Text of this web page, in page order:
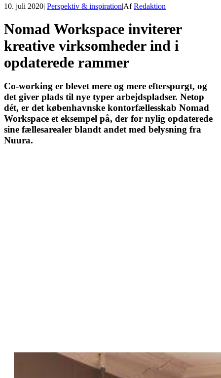
10. juli 2020| Perspektiv & inspiration|AfRedaktion
Nomad Workspace inviterer
kreative virksomheder ind i
opdaterede rammer
Co-working er blevet mere og mere efterspurgt, og
det giver plads til nye typer arbejdspladser. Netop
dét, er det københavnske kontorfællesskab Nomad
Workspace et eksempel på, der for nylig opdaterede
sine fællesarealer blandt andet med belysning fra
Nuura.